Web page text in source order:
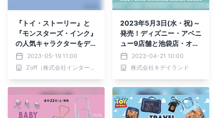
『トイ・ストーリー』と
『モンスターズ・インク』
の人気キャラクターをデザ
インしたPixarの限定コレ
クション発売
2023-05-19 11:00
Zoff（株式会社インターメスティック）
2023年5月3日(水・祝)～
発売！ディズニー・アベニ
ュー9店舗と池袋店・オン
ライン限定 キデイラン
ド オリジナル ディズニ
ー セットポーチシリー
2023-04-21 10:00
株式会社キデイランド